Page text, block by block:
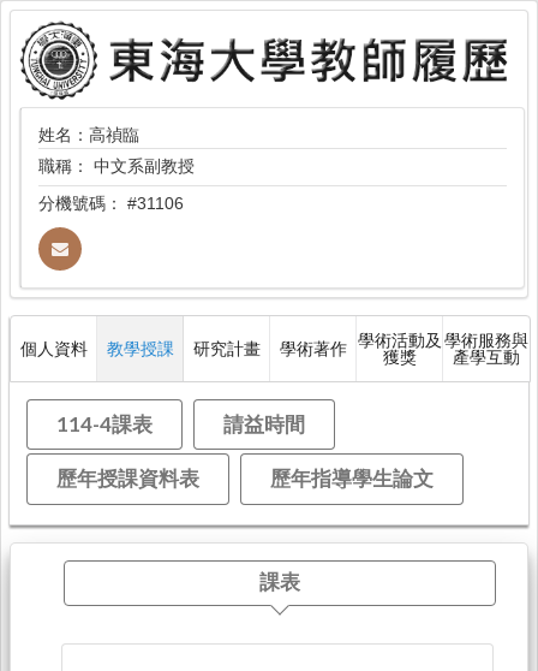
姓名：高禎臨
職稱： 中文系副教授
分機號碼： #31106
個人資料 教學授課 研究計畫 學術著作 學術活動及
獲獎
學術服務與
產學互動
114-4課表 請益時間
歷年授課資料表 歷年指導學生論文
課表